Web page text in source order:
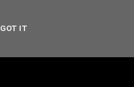
GOT IT